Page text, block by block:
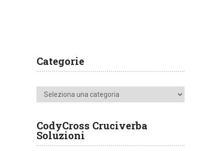
Categorie
Categorie
CodyCross Cruciverba
Soluzioni